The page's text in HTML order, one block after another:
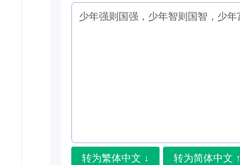
转为繁体中文 ↓ 转为简体中文 ↑